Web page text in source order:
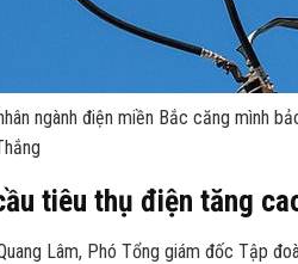
ngành điện miền Bắc căng mình
tiêu thụ điện tăng
Lâm, Phó Tổng giám đốc Tập